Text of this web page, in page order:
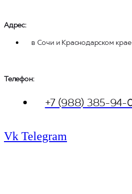
Адрес:
в Сочи и Краснодарском крае
Телефон: